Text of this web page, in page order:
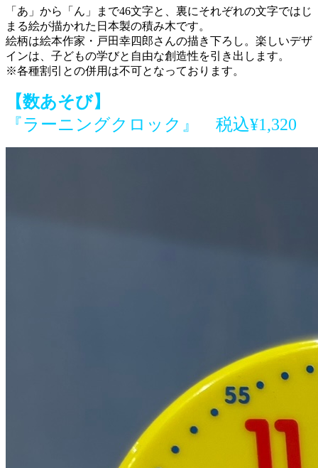
「あ」から「ん」まで46文字と、裏にそれぞれの文字ではじ
まる絵が描かれた日本製の積み木です。
絵柄は絵本作家・戸田幸四郎さんの描き下ろし。楽しいデザ
インは、子どもの学びと自由な創造性を引き出します。
※各種割引との併用は不可となっております。
【数あそび】
『ラーニングクロック』 税込¥1,320